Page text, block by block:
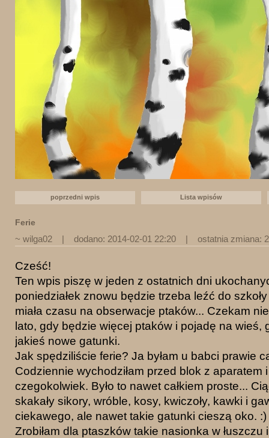
poprzedni wpis Lista wpisów
Ferie
~ wilga02 | dodano: 2014-02-01 22:20 | ostatnia zmiana:
Cześć!
Ten wpis piszę w jeden z ostatnich dni
poniedziałek znowu będzie trzeba leźć do
miała czasu na obserwacje ptaków... Czekam
lato, gdy będzie więcej ptaków i pojadę na wieś,
jakieś nowe gatunki.
Jak spędziliście ferie? Ja byłam u babci prawie
Codziennie wychodziłam przed blok z aparatem i
czegokolwiek. Było to nawet całkiem proste...
skakały sikory, wróble, kosy, kwiczoły, kawki i
ciekawego, ale nawet takie gatunki cieszą oko. :)
Zrobiłam dla ptaszków takie nasionka w łuszczu